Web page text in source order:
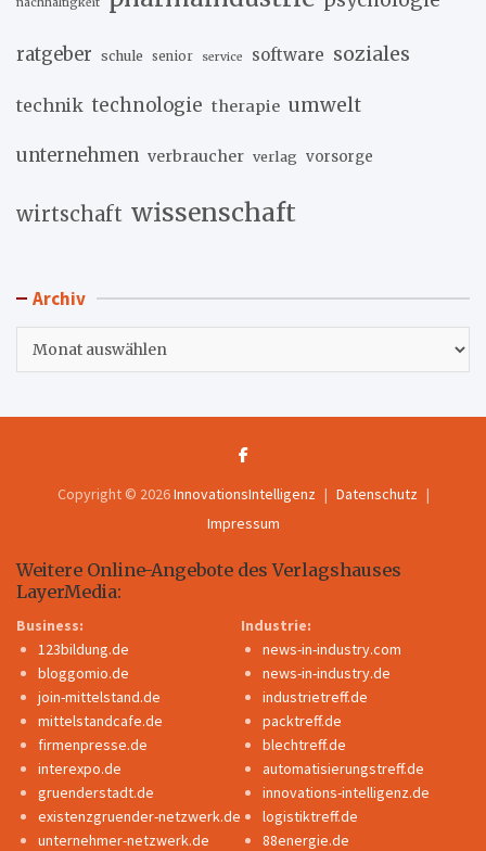
ratgeber schule senior service software soziales
technik technologie therapie umwelt
unternehmen verbraucher verlag vorsorge
wirtschaft wissenschaft
Archiv
Copyright © 2026InnovationsIntelligenz
Datenschutz
Impressum
Weitere Online-Angebote des Verlagshauses
LayerMedia:
Business:
123bildung.de
bloggomio.de
join-mittelstand.de
mittelstandcafe.de
firmenpresse.de
interexpo.de
gruenderstadt.de
existenzgruender-netzwerk.de
unternehmer-netzwerk.de
Industrie:
news-in-industry.com
news-in-industry.de
industrietreff.de
packtreff.de
blechtreff.de
automatisierungstreff.de
innovations-intelligenz.de
logistiktreff.de
88energie.de